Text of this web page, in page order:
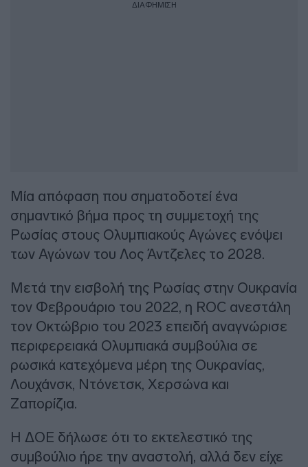
ΔΙΑΦΗΜΙΣΗ
Μία απόφαση που σηματοδοτεί ένα
σημαντικό βήμα προς τη συμμετοχή της
Ρωσίας στους Ολυμπιακούς Αγώνες ενόψει
των Αγώνων του Λος Άντζελες το 2028.
Μετά την εισβολή της Ρωσίας στην Ουκρανία
τον Φεβρουάριο του 2022, η ROC ανεστάλη
τον Οκτώβριο του 2023 επειδή αναγνώρισε
περιφερειακά Ολυμπιακά συμβούλια σε
ρωσικά κατεχόμενα μέρη της Ουκρανίας,
Λουχάνσκ, Ντόνετσκ, Χερσώνα και
Ζαπορίζια.
Η ΔΟΕ δήλωσε ότι το εκτελεστικό της
συμβούλιο ήρε την αναστολή, αλλά δεν είχε